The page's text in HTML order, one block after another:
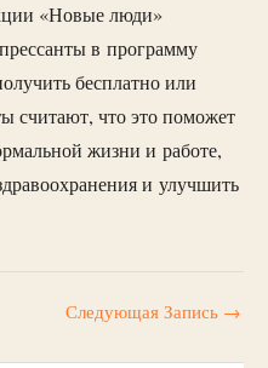
«Новые люди»
в программу
бесплатно или
считают, что это поможет
жизни и работе,
и улучшить
Следующая Запись →